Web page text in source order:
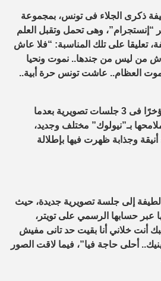
ذكرى الجلاء فى تونس، بمجموعة
“إنستجرام”، وهى تحمل وتقبل العلم
تعليقا على تلك المناسبة: “فلا عاش
من ليس من جندها.. نموت ونحيا
العظام.. عاشت تونس حرة أبية..
وكانت لطيفة قد تألقت مؤخرًا فى 3 جلسات تصويرية بعدما
بـ”نيولوك” مختلف وجديد،
وجذابة ظهرت فيها بإطلالة
إلى جلسة تصويرية جديدة، حيث
عبر حسابها الرسمي على تويتر،
أنت خلاني أنا بقيت حد تانى مفيش
أحلى حاجة فيا”، فيما لاقت الصور